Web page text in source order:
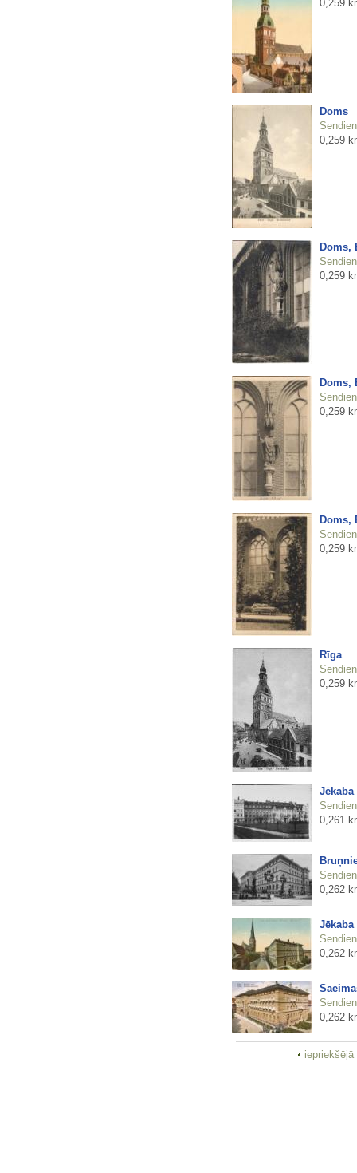
0,259
Doms
0,259
Doms,
0,259
Doms,
0,259
Doms,
0,259
Rīga
0,259
0,261
0,262
0,262
0,262